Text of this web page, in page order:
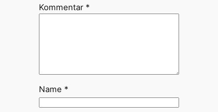
Kommentar *
Name *